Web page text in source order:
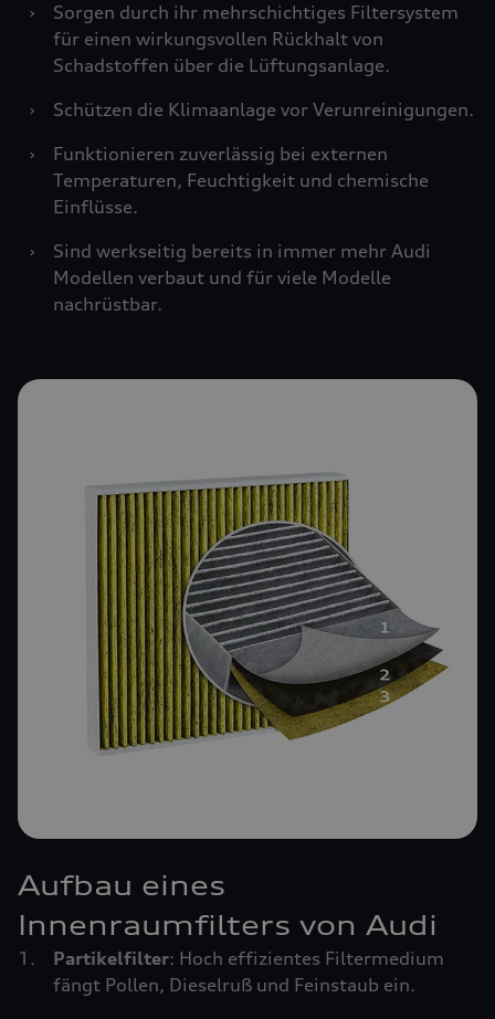
›
Sorgen durch ihr mehrschichtiges Filtersystem
für einen wirkungsvollen Rückhalt von
Schadstoffen über die Lüftungsanlage.
›
Schützen die Klimaanlage vor Verunreinigungen.
›
Funktionieren zuverlässig bei externen
Temperaturen, Feuchtigkeit und chemische
Einflüsse.
›
Sind werkseitig bereits in immer mehr Audi
Modellen verbaut und für viele Modelle
nachrüstbar.
Aufbau eines
Innenraumfilters von Audi
Partikelfilter: Hoch effizientes Filtermedium
fängt Pollen, Dieselruß und Feinstaub ein.